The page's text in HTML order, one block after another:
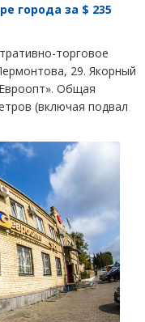
города за $ 235
торговое
29. Якорный
Евроопт». Общая
(включая подвал